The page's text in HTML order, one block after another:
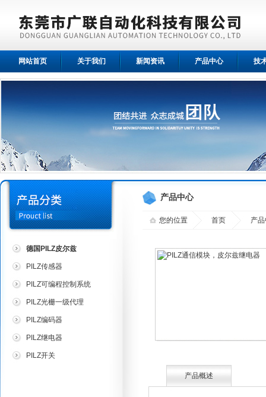
网站首页 关于我们 新闻资讯 产品中心 技
德国PILZ皮尔兹
PILZ传感器
PILZ可编程控制系统
PILZ光栅一级代理
PILZ编码器
PILZ继电器
PILZ开关
产品中心
您的位置 首页 产
产品概述